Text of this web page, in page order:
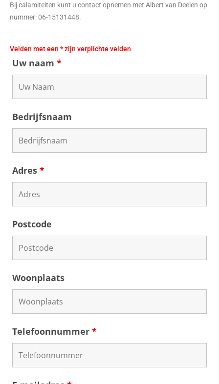
Bij calamiteiten kunt u contact opnemen met Albert van Deelen op
nummer: 06-15131448.
Velden met een * zijn verplichte velden
Uw naam *
Bedrijfsnaam
Adres *
Postcode
Woonplaats
Telefoonnummer *